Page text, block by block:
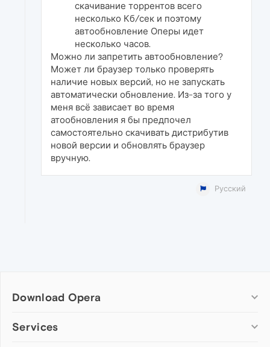
скачивание торрентов всего
несколько Кб/сек и поэтому
автообновление Оперы идет
несколько часов.
Можно ли запретить автообновление?
Может ли браузер только проверять
наличие новых версий, но не запускать
автоматически обновление. Из-за того у
меня всё зависает во время
атообновления я бы предпочел
самостоятельно скачивать дистрибутив
новой версии и обновлять браузер
вручную.
Русский
Download Opera
Computer browsers
Services